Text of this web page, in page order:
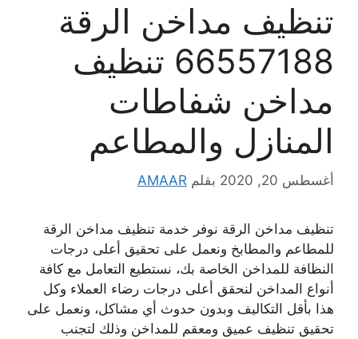
تنظيف مداخن الرقة
66557188 تنظيف
مداخن شفاطات
المنازل والمطاعم
أغسطس 20, 2020 بقلم AMAAR
تنظيف مداخن الرقة نوفر خدمة تنظيف مداخن الرقة
للمطاعم والمطابخ ونعمل على تحقيق أعلى درجات
النظافة للمداخن الخاصة بك، نستطيع التعامل مع كافة
أنواع المداخن لنحقق أعلى درجات رضاء العملاء وكل
هذا بأقل التكاليف وبدون حدوث أي مشاكل، ونعمل على
تحقيق تنظيف عميق ومعقم للمداخن وذلك لتجنب